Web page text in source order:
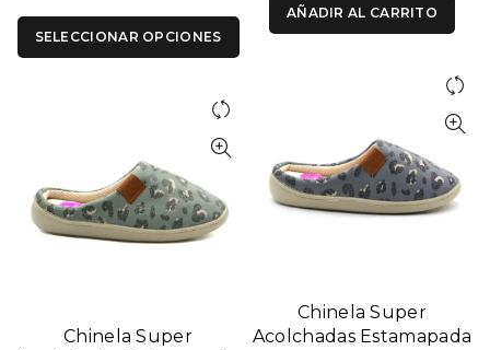
AÑADIR AL CARRITO
SELECCIONAR OPCIONES
Chinela Super
Acolchadas Estamapada
Chinela Super